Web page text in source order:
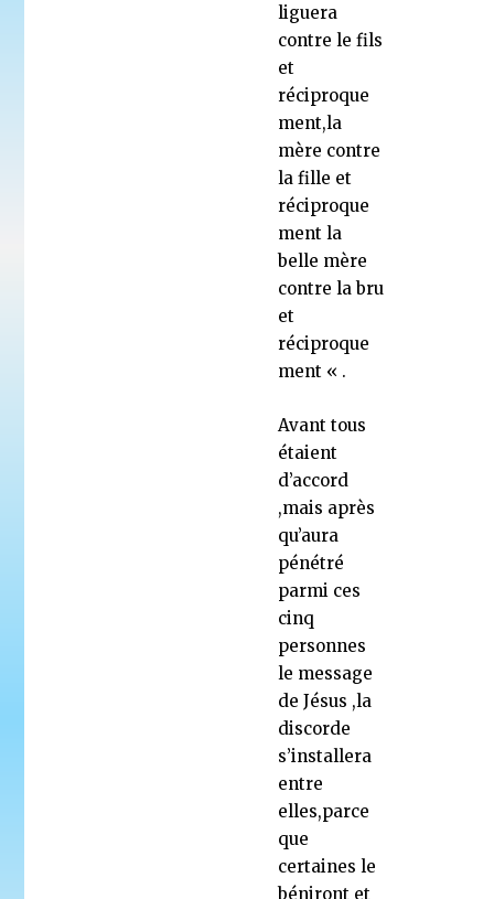
liguera
contre le fils
et
réciproque
ment,la
mère contre
la fille et
réciproque
ment la
belle mère
contre la bru
et
réciproque
ment « .
Avant tous
étaient
d’accord
,mais après
qu’aura
pénétré
parmi ces
cinq
personnes
le message
de Jésus ,la
discorde
s’installera
entre
elles,parce
que
certaines le
béniront et